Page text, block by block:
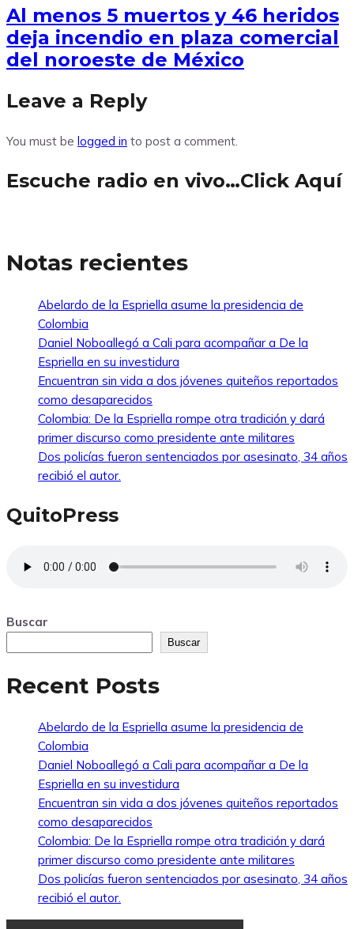
Al menos 5 muertos y 46 heridos
deja incendio en plaza comercial
del noroeste de México
Leave a Reply
You must be logged in to post a comment.
Escuche radio en vivo…Click Aquí
Notas recientes
Abelardo de la Espriella asume la presidencia de
Colombia
Daniel Noboallegó a Cali para acompañar a De la
Espriella en su investidura
Encuentran sin vida a dos jóvenes quiteños reportados
como desaparecidos
Colombia: De la Espriella rompe otra tradición y dará
primer discurso como presidente ante militares
Dos policías fueron sentenciados por asesinato, 34 años
recibió el autor.
QuitoPress
Buscar
Buscar
Recent Posts
Abelardo de la Espriella asume la presidencia de
Colombia
Daniel Noboallegó a Cali para acompañar a De la
Espriella en su investidura
Encuentran sin vida a dos jóvenes quiteños reportados
como desaparecidos
Colombia: De la Espriella rompe otra tradición y dará
primer discurso como presidente ante militares
Dos policías fueron sentenciados por asesinato, 34 años
recibió el autor.